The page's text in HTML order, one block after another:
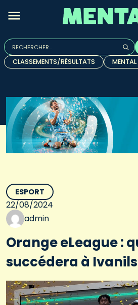
Rechercher :
Quand les résultats de l'auto-
CLASSEMENTS/RÉSULTATS
ESPORT
22/08/2024
admin
Orange eLeague :
succédera à